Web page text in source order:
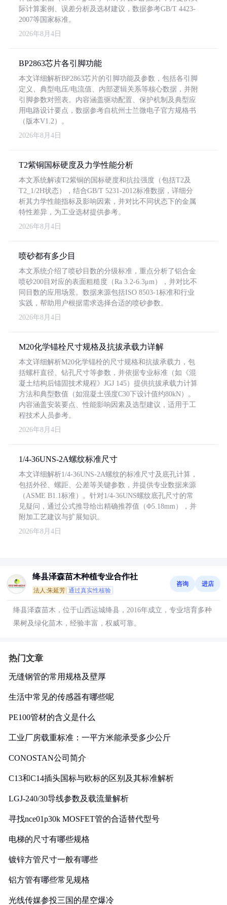
际计算案例、误差分析及选材建议，数据参考GB/T 4423-
2007等国家标准。
2026年8月4日
BP2863芯片各引脚功能
本文详细解析BP2863芯片的引脚功能及参数，包括各引脚
定义、典型电压/电流值、内部逻辑关系等核心数据，并附
引脚参数对照表。内容涵盖驱动配置、保护机制及典型应
用电路设计要点，数据参考自杭州士兰微电子官方规格书
（版本V1.2）。
2026年8月4日
T2紫铜国标硬度及力学性能分析
本文系统解读T2紫铜的国标硬度和抗拉强度（包括T2及
T2_1/2H状态），结合GB/T 5231-2012标准数据，详细分
析其力学性能指标及影响因素，并对比不同状态下的金属
特性差异，为工业选材提供参考。
2026年8月4日
喷砂都有多少目
本文系统介绍了喷砂目数的分级标准，重点分析了铝合金
喷砂200目对应的表面粗糙度（Ra 3.2-6.3μm），并对比不
同目数的应用场景。数据来源包括ISO 8503-1标准和行业
实践，帮助用户根据需求选择合适的喷砂参数。
2026年8月4日
M20化学锚栓尺寸规格及抗拔承载力详解
本文详细解析M20化学锚栓的尺寸规格和抗拔承载力，包
括螺杆直径、钻孔尺寸等参数，并依据专业标准（如《混
凝土结构后锚固技术规程》JGJ 145）提供抗拔承载力计算
方法和典型数值（如混凝土强度C30下设计值约80kN）。
内容涵盖安装要点、性能影响因素及选型建议，适用于工
程技术人员参考。
2026年8月4日
1/4-36UNS-2A螺纹标准尺寸
本文详细解析1/4-36UNS-2A螺纹的标准尺寸及底孔计算，
包括外径、螺距、公差等关键参数，并提供专业数据来源
（ASME B1.1标准）。针对1/4-36UNS螺纹底孔尺寸的常
见疑问，通过公式推导给出精确推荐值（Φ5.18mm），并
附加工艺建议与扩展知识。
2026年8月4日
绛县泽森苗木种植专业合作社
法人:朱延芳 通过真实性核验
咨询 进店
绛县泽森苗木，位于山西运城绛县，2016年成立，专业培育多种
果树及绿化苗木，经验丰富，权威可靠。
热门文章
无缝钢管的常用规格及壁厚
生活中常见的传感器有哪些呢
PE100管材的含义是什么
工业厂房载重标准：一平方米能承受多少公斤
CONOSTAN公司简介
C13和C14插头国标与欧标的区别及其标准解析
LGJ-240/30导线参数及载流量解析
寻找nce01p30k MOSFET管的合适替代型号
电梯的尺寸有哪些规格
镀锌方管尺寸一般有哪些
铝方管有哪些常见规格
光线传媒参投三国的星空爆冷